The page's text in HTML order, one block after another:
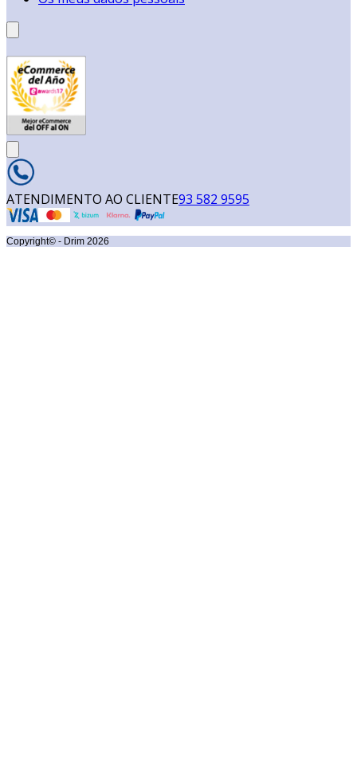
ATENDIMENTO AO CLIENTE93 582 9595
Copyright© - Drim 2026